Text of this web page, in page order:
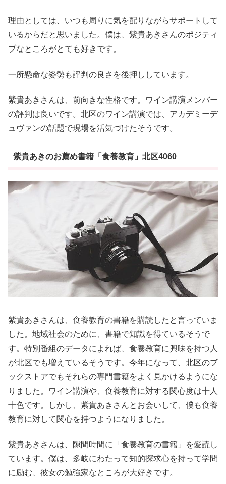
理由としては、いつも周りに気を配りながらサポートして
いるからだと思いました。僕は、紫貴あきさんのポジティ
ブなところがとても好きです。
一所懸命な姿勢も評判の良さを後押ししています。
紫貴あきさんは、前向きな性格です。ワイン講演メンバー
の評判は良いです。北区のワイン講演では、アカデミーデ
ュヴァンの話題で現場を活気づけたそうです。
紫貴あきのお薦め書籍「食養教育」北区4060
紫貴あきさんは、食養教育の書籍を購読したと言っていま
した。地域社会のために、書籍で知識を得ているそうで
す。特別番組のデータによれば、食養教育に興味を持つ人
が北区でも増えているそうです。今年になって、北区のブ
ックストアでもそれらの専門書籍をよく見かけるようにな
りました。ワイン講演や、食養教育に対する関心度は十人
十色です。しかし、紫貴あきさんとお会いして、僕も食養
教育に対して関心を持つようになりました。
紫貴あきさんは、隙間時間に「食養教育の書籍」を愛読し
ています。僕は、多岐にわたって知的探求心を持って学問
に励む、彼女の勉強家なところが大好きです。